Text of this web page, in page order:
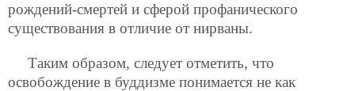
рождений-смертей и сферой профанического
существования в отличие от нирваны.
Таким образом, следует отметить, что
освобождение в буддизме понимается не как